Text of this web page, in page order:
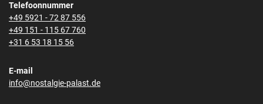
Telefoonnummer
+49 5921 - 72 87 556
+49 151 - 115 67 760
+31 6 53 18 15 56
E-mail
info@nostalgie-palast.de